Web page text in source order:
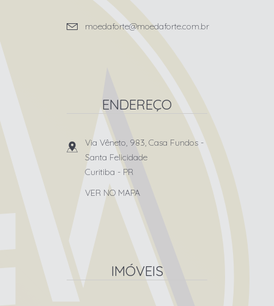
moedaforte@moedaforte.com.br
ENDEREÇO
Via Vêneto, 983, Casa Fundos -
Santa Felicidade
Curitiba - PR
VER NO MAPA
IMÓVEIS